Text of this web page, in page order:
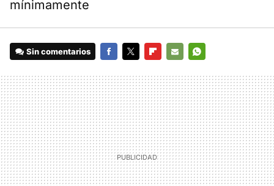
mínimamente
Sin comentarios
MAIL